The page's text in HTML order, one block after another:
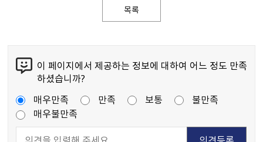
목록
이 페이지에서 제공하는 정보에 대하여 어느 정도 만족
하셨습니까?
매우만족
만족 보통
불만족
매우불만족